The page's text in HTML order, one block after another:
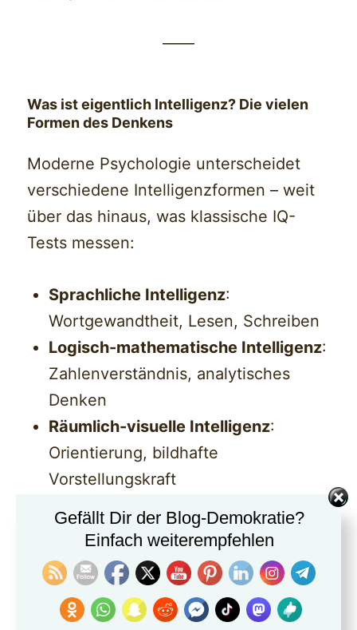
——
Was ist eigentlich Intelligenz? Die vielen
Formen des Denkens
Moderne Psychologie unterscheidet
verschiedene Intelligenzformen – weit
über das hinaus, was klassische IQ-
Tests messen:
Sprachliche Intelligenz:
Wortgewandtheit, Lesen, Schreiben
Logisch-mathematische Intelligenz:
Zahlenverständnis, analytisches
Denken
Räumlich-visuelle Intelligenz:
Orientierung, bildhafte
Vorstellungskraft
Selbstwahrnehmung, soziale
Kompetenz
Musikalische Intelligenz:
Klanggefühl, Rhythmus
Gefällt Dir der Blog-Demokratie?
Einfach weiterempfehlen